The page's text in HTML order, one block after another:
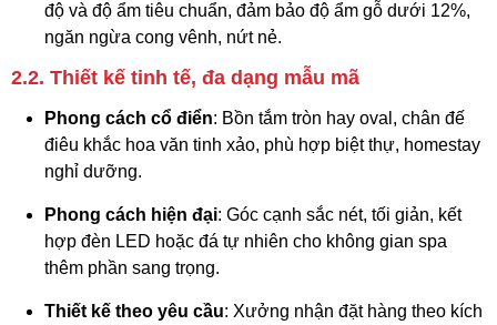
độ và độ ẩm tiêu chuẩn, đảm bảo độ ẩm gỗ dưới 12%,
ngăn ngừa cong vênh, nứt nẻ.
2.2. Thiết kế tinh tế, đa dạng mẫu mã
Phong cách cổ điển: Bồn tắm tròn hay oval, chân đế
điêu khắc hoa văn tinh xảo, phù hợp biệt thự, homestay
nghỉ dưỡng.
Phong cách hiện đại: Góc cạnh sắc nét, tối giản, kết
hợp đèn LED hoặc đá tự nhiên cho không gian spa
thêm phần sang trọng.
Thiết kế theo yêu cầu: Xưởng nhận đặt hàng theo kích